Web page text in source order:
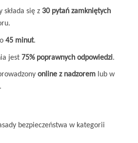
składa się z 30 pytań zamkniętych
45 minut.
jest 75% poprawnych odpowiedzi.
online z nadzoremlub w
bezpieczeństwa w kategorii